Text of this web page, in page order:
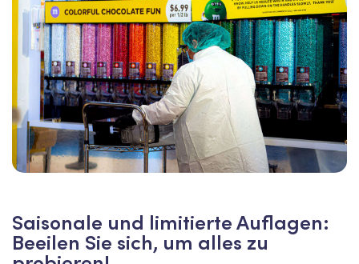
Saisonale und limitierte Auflagen:
Beeilen Sie sich, um alles zu